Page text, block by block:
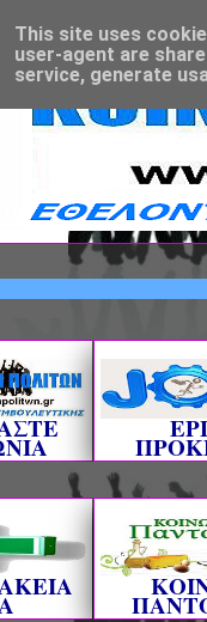
This site uses
user-agent are
service, generate